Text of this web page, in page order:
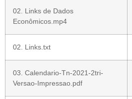
02. Links de Dados
Econômicos.mp4
02. Links.txt
03. Calendario-Tn-2021-2tri-
Versao-Impressao.pdf